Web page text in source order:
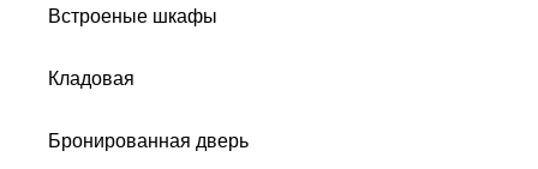
Встроеные шкафы
Кладовая
Бронированная дверь